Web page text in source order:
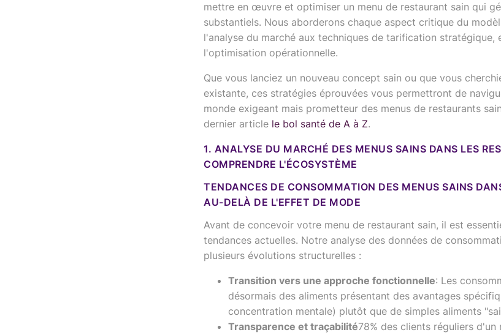
mettre en œuvre et optimiser un menu de restaurant sain qui
substantiels. Nous aborderons chaque aspect critique du
l'analyse du marché aux techniques de tarification stratégique,
l'optimisation opérationnelle.
Que vous lanciez un nouveau concept sain ou que vous
existante, ces stratégies éprouvées vous permettront de
monde exigeant mais prometteur des menus de restaurants
dernier article le bol santé de A à Z.
1. ANALYSE DU MARCHÉ DES MENUS SAINS DANS LES
COMPRENDRE L'ÉCOSYSTÈME
TENDANCES DE CONSOMMATION DES MENUS SAINS
AU-DELÀ DE L'EFFET DE MODE
Avant de concevoir votre menu de restaurant sain, il est
tendances actuelles. Notre analyse des données de
plusieurs évolutions structurelles :
Transition vers une approche fonctionnelle: Les
désormais des aliments présentant des avantages
concentration mentale) plutôt que de simples aliments
Transparence et traçabilité78% des clients réguliers d'un